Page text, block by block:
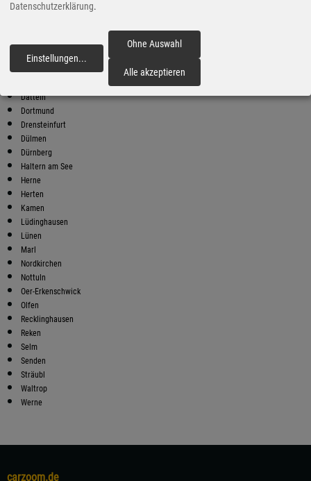
Super E10 Preise in Olfen
Preiswerter tanken - finden Sie die günstigsten Benzin und Diesel
Preise in Ihrer Stadt
Datteln
Dortmund
Drensteinfurt
Dülmen
Dürnberg
Haltern am See
Herne
Herten
Kamen
Lüdinghausen
Lünen
Marl
Nordkirchen
Nottuln
Oer-Erkenschwick
Olfen
Recklinghausen
Reken
Selm
Senden
Sträubl
Waltrop
Werne
carzoom.de
Datenschutzerklärung.
Einstellungen...
Ohne Auswahl
Alle akzeptieren